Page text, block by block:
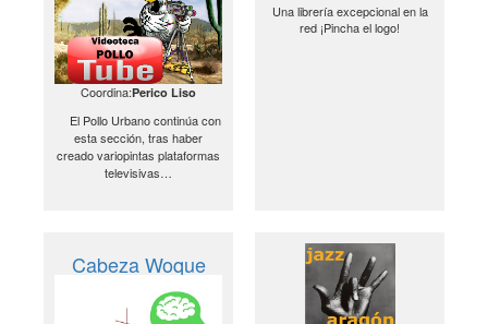
Coordina:Perico Liso
El Pollo Urbano continúa con
esta sección, tras haber
creado variopintas plataformas
televisivas…
Una librería excepcional en la
red ¡Pincha el logo!
Cabeza Woque